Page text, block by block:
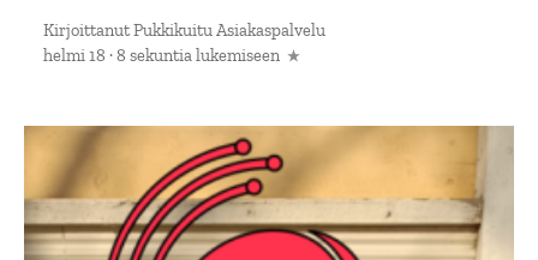
KirjoittanutPukkikuitu Asiakaspalvelu
helmi 18 ·8 sekuntia lukemiseen